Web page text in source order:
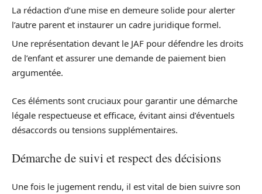
La rédaction d’une mise en demeure solide pour alerter
l’autre parent et instaurer un cadre juridique formel.
Une représentation devant le JAF pour défendre les droits
de l’enfant et assurer une demande de paiement bien
argumentée.
Ces éléments sont cruciaux pour garantir une démarche
légale respectueuse et efficace, évitant ainsi d’éventuels
désaccords ou tensions supplémentaires.
Démarche de suivi et respect des décisions
Une fois le jugement rendu, il est vital de bien suivre son